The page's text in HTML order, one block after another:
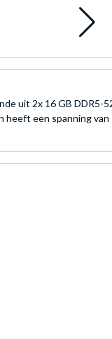
uit 2x 16 GB
een spanning